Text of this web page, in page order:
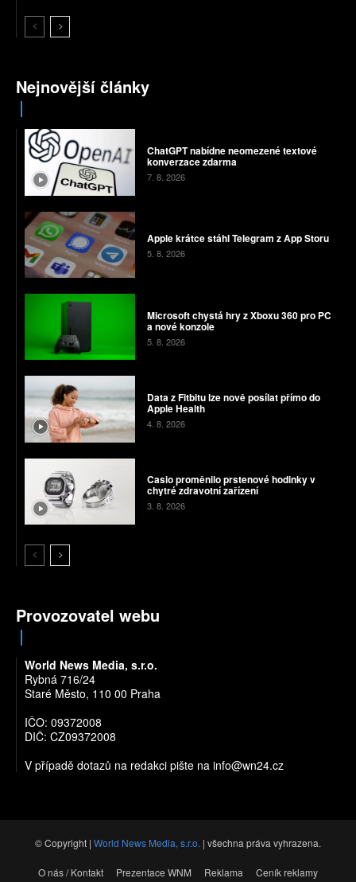
Nejnovější články
ChatGPT nabídne neomezené textové
konverzace zdarma
7. 8. 2026
Apple krátce stáhl Telegram z App Storu
5. 8. 2026
Microsoft chystá hry z Xboxu 360 pro PC
a nové konzole
5. 8. 2026
Data z Fitbitu lze nově posílat přímo do
Apple Health
4. 8. 2026
Casio proměnilo prstenové hodinky v
chytré zdravotní zařízení
3. 8. 2026
Provozovatel webu
World News Media, s.r.o.
Rybná 716/24
Staré Město, 110 00 Praha
IČO: 09372008
DIČ: CZ09372008
V případě dotazů na redakci pište na info@wn24.cz
© Copyright | World News Media, s.r.o. | všechna práva vyhrazena.
O nás / Kontakt Prezentace WNM Reklama Ceník reklamy